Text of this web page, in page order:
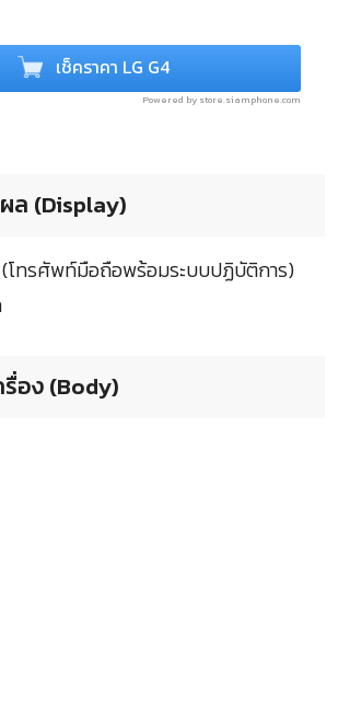
เช็คราคา LG G4
Powered by store.siamphone.com
ล (Display)
โทรศัพท์มือถือพร้อมระบบปฏิบัติการ)
อง (Body)